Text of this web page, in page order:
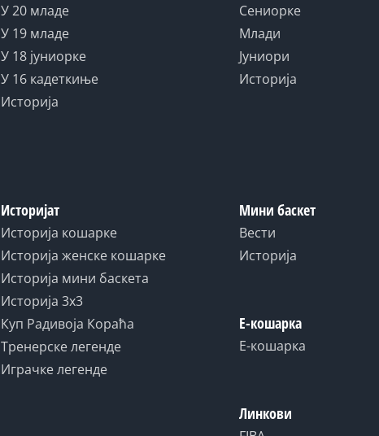
У 20 младе
У 19 младе
У 18 јуниорке
У 16 кадеткиње
Историја
Историјат
Историја кошарке
Историја женске кошарке
Историја мини баскета
Историја 3x3
Куп Радивоја Кораћа
Тренерске легенде
Играчке легенде
Сениорке
Млади
Јуниори
Историја
Мини баскет
Вести
Историја
Е-кошарка
Е-кошарка
Линкови